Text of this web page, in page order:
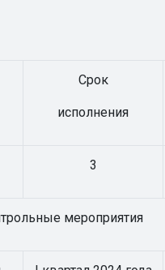
Срок
исполнения
3
мероприятия